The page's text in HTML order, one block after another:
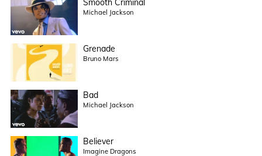
Smooth Criminal
Michael Jackson
Grenade
Bruno Mars
Bad
Michael Jackson
Believer
Imagine Dragons